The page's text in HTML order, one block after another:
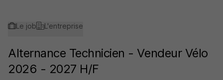
Le job L'entreprise
Alternance Technicien - Vendeur Vélo
2026 - 2027 H/F